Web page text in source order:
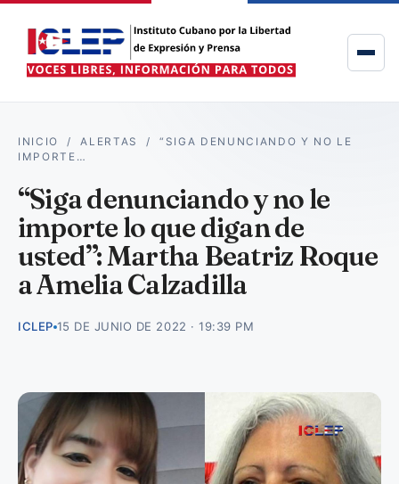
INICIO /ALERTAS /“SIGA DENUNCIANDO Y NO LE
IMPORTE…
“Siga denunciando y no le
importe lo que digan de
usted”: Martha Beatriz Roque
a Amelia Calzadilla
ICLEP 15 DE JUNIO DE 2022 · 19:39 PM